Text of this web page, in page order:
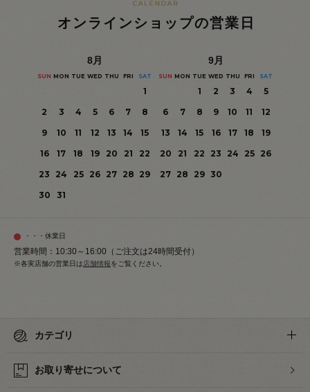
オンラインショップの営業日
8月
SUN MON TUE WED THU FRI SAT
1
2
3 4 5 6 7
8
9
10 11 12 13 14
15
16
17 18 19 20 21
22
23
24 25 26 27 28 29
30
31
9月
SUN MON TUE WED THU FRI SAT
1 2 3 4
5
6
7 8 9 10 11
12
13
14 15 16 17 18
19
20
21 22 23 24 25
26
27 28 29 30
・・・休業日
営業時間：10:30～16:00（ご注文は24時間受付）
※各実店舗の営業日は店舗情報をご覧ください。
カテゴリ
お取り寄せについて